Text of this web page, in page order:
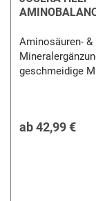
Aminosäuren- &
geschmeidige
ab42,99 €